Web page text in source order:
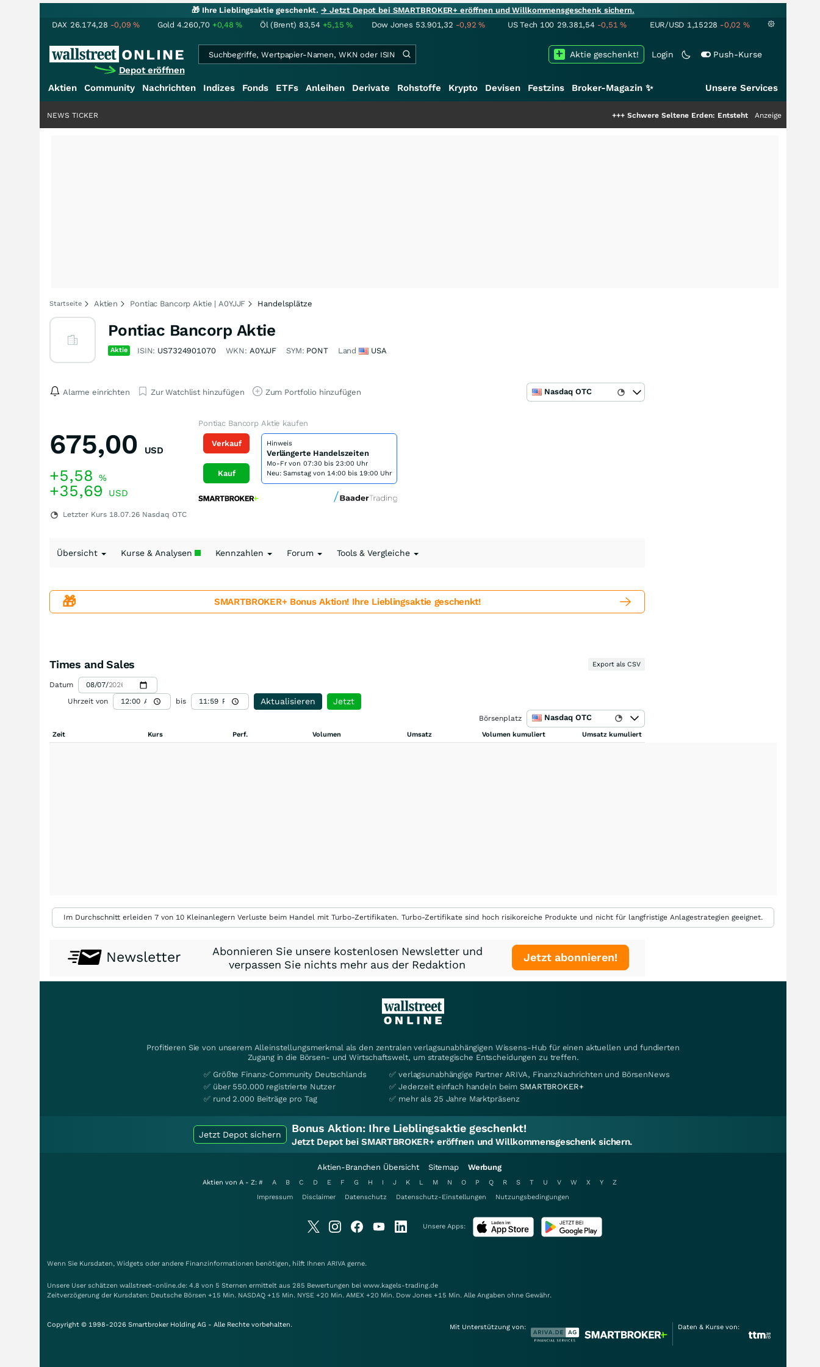
🎁 Ihre Lieblingsaktie geschenkt.→ Jetzt Depot bei SMARTBROKER+ eröffnen und Willkommensgeschenk sichern.
DAX 26.174,28 -0,09% Gold 4.260,70 +0,48% Öl (Brent) 83,54 +5,15% Dow Jones 53.901,32 -0,92% US Tech 100 29.381,54 -0,51% EUR/USD 1,15228 -0,02 %
Depot eröffnen
Login Push-Kurse
Aktie geschenkt!
Aktien Community Nachrichten Indizes Fonds ETFs Anleihen Derivate Rohstoffe Krypto Devisen Festzins Broker-Magazin ✨ Unsere Services
Schwere Seltene Erden: Entsteht hier die nächste
Anzeige
NEWS TICKER
Startseite Aktien Pontiac Bancorp Aktie | A0YJJF Handelsplätze
Pontiac Bancorp Aktie
Aktie ISIN: US7324901070 WKN: A0YJJF SYM: PONT Land USA
Alarme einrichten Zur Watchlist hinzufügen Zum Portfolio hinzufügen Nasdaq OTC
675,00 USD
+5,58 %
+35,69 USD
Letzter Kurs 18.07.26 Nasdaq OTC
Pontiac Bancorp Aktie kaufen
Verkauf
Kauf
Hinweis
Verlängerte Handelszeiten
Mo-Fr von 07:30 bis 23:00 Uhr
Neu: Samstag von 14:00 bis 19:00 Uhr
Übersicht Kurse & Analysen Kennzahlen Forum Tools & Vergleiche
🎁 SMARTBROKER+ Bonus Aktion! Ihre Lieblingsaktie geschenkt!
Times and Sales Export als CSV
Datum
Uhrzeit von
bis Aktualisieren Jetzt
Börsenplatz Nasdaq OTC
Zeit Kurs Perf. Volumen Umsatz Volumen kumuliert Umsatz kumuliert
Im Durchschnitt erleiden 7 von 10 Kleinanlegern Verluste beim Handel mit Turbo-Zertifikaten. Turbo-Zertifikate sind hoch risikoreiche Produkte und nicht für langfristige Anlagestrategien geeignet.
Newsletter
Abonnieren Sie unsere kostenlosen Newsletter und
verpassen Sie nichts mehr aus der Redaktion
Jetzt abonnieren!
Profitieren Sie von unserem Alleinstellungsmerkmal als den zentralen verlagsunabhängigen Wissens-Hub für einen aktuellen und fundierten
Zugang in die Börsen- und Wirtschaftswelt, um strategische Entscheidungen zu treffen.
✅ Größte Finanz-Community Deutschlands
✅ über 550.000 registrierte Nutzer
✅ rund 2.000 Beiträge pro Tag
✅ verlagsunabhängige Partner ARIVA, FinanzNachrichten und BörsenNews
✅ Jederzeit einfach handeln beimSMARTBROKER+
✅ mehr als 25 Jahre Marktpräsenz
Jetzt Depot sichern Bonus Aktion: Ihre Lieblingsaktie geschenkt!
Jetzt Depot bei SMARTBROKER+ eröffnen und Willkommensgeschenk sichern.
Aktien-Branchen Übersicht Sitemap Werbung
Aktien von A - Z: # A B C D E F G H I J K L M N O P Q R S T U V W X Y
Z
Impressum
Disclaimer Datenschutz Datenschutz-Einstellungen Nutzungsbedingungen
Unsere Apps:
Wenn Sie Kursdaten, Widgets oder andere Finanzinformationen benötigen, hilft Ihnen ARIVA gerne.
Unsere User schätzen wallstreet-online.de: 4.8 von 5 Sternen ermittelt aus 285 Bewertungen bei www.kagels-trading.de
Zeitverzögerung der Kursdaten: Deutsche Börsen +15 Min. NASDAQ +15 Min. NYSE +20 Min. AMEX +20 Min. Dow Jones +15 Min. Alle Angaben ohne Gewähr.
Copyright © 1998-2026 Smartbroker Holding AG - Alle Rechte vorbehalten. Mit Unterstützung von: Daten & Kurse von: